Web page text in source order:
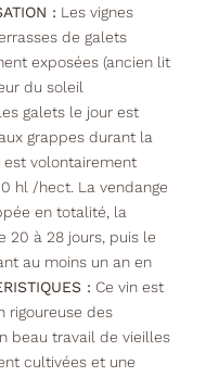
: Les vignes
de galets
exposées (ancien lit
du soleil
galets le jour est
grappes durant la
volontairement
hl /hect. La vendange
en totalité, la
20 à 28 jours, puis le
au moins un an en
: Ce vin est
rigoureuse des
beau travail de vieilles
cultivées et une